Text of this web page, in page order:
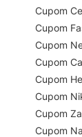
Cupom
Cupom
Cupom
Cupom
Cupom
Cupom
Cupom
Cupom